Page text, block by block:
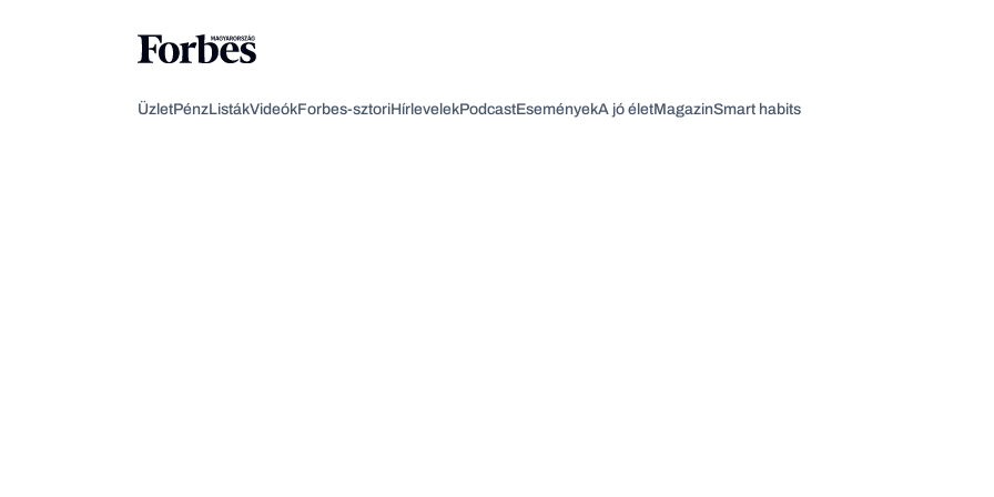
ÜzletPénzListákVideókForbes-sztoriHírlevelekPodcastEseményekA jó életMagazinSmart habits